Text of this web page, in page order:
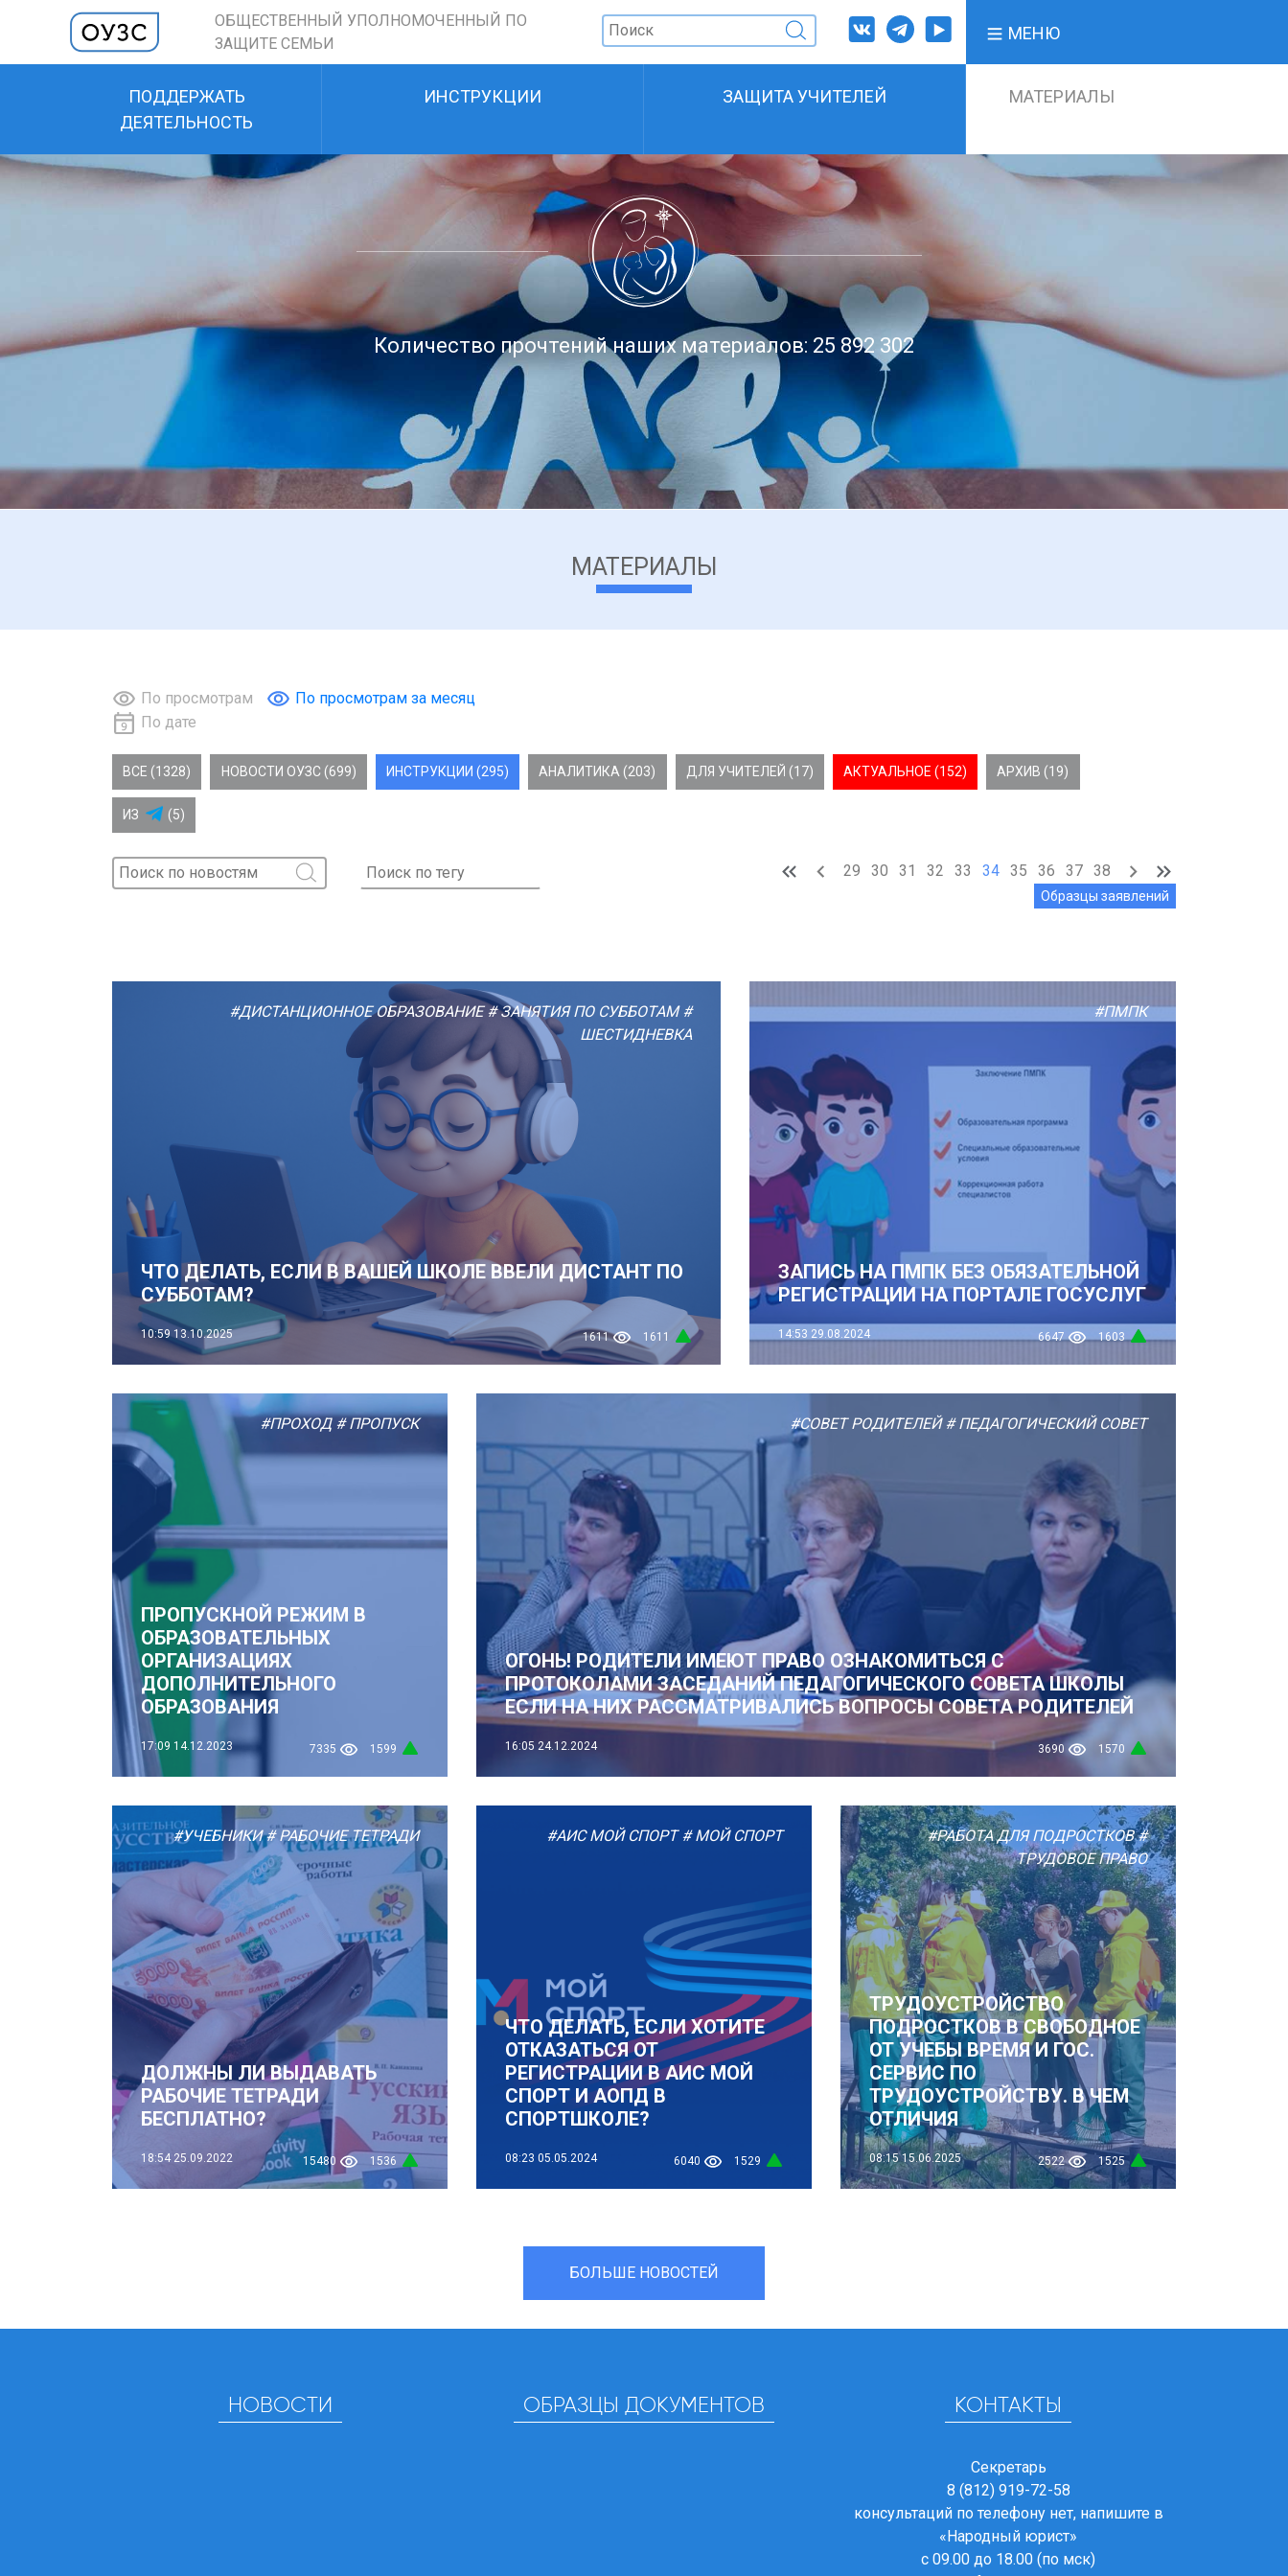
ОБЩЕСТВЕННЫЙ УПОЛНОМОЧЕННЫЙ ПО
ЗАЩИТЕ СЕМЬИ
МЕНЮ
ПОДДЕРЖАТЬ
ДЕЯТЕЛЬНОСТЬ
ИНСТРУКЦИИ ЗАЩИТА УЧИТЕЛЕЙ МАТЕРИАЛЫ
Количество прочтений наших материалов: 25 892 302
МАТЕРИАЛЫ
По просмотрам
По просмотрам за месяц
По дате
ВСЕ (1328) НОВОСТИ ОУЗС (699) ИНСТРУКЦИИ (295) АНАЛИТИКА (203) ДЛЯ УЧИТЕЛЕЙ (17) АКТУАЛЬНОЕ (152) АРХИВ (19)
ИЗ (5)
29 30 31 32 33 34 35 36 37 38
Образцы заявлений
#ДИСТАНЦИОННОЕ ОБРАЗОВАНИЕ # ЗАНЯТИЯ ПО СУББОТАМ #
ШЕСТИДНЕВКА
ЧТО ДЕЛАТЬ, ЕСЛИ В ВАШЕЙ ШКОЛЕ ВВЕЛИ ДИСТАНТ ПО
СУББОТАМ?
10:59 13.10.2025 1611 1611
#ПМПК
ЗАПИСЬ НА ПМПК БЕЗ ОБЯЗАТЕЛЬНОЙ
РЕГИСТРАЦИИ НА ПОРТАЛЕ ГОСУСЛУГ
14:53 29.08.2024 6647 1603
#ПРОХОД # ПРОПУСК
ПРОПУСКНОЙ РЕЖИМ В
ОБРАЗОВАТЕЛЬНЫХ
ОРГАНИЗАЦИЯХ
ДОПОЛНИТЕЛЬНОГО
ОБРАЗОВАНИЯ
17:09 14.12.2023 7335 1599
#СОВЕТ РОДИТЕЛЕЙ # ПЕДАГОГИЧЕСКИЙ СОВЕТ
ОГОНЬ! РОДИТЕЛИ ИМЕЮТ ПРАВО ОЗНАКОМИТЬСЯ С
ПРОТОКОЛАМИ ЗАСЕДАНИЙ ПЕДАГОГИЧЕСКОГО СОВЕТА ШКОЛЫ
ЕСЛИ НА НИХ РАССМАТРИВАЛИСЬ ВОПРОСЫ СОВЕТА РОДИТЕЛЕЙ
16:05 24.12.2024 3690 1570
#УЧЕБНИКИ # РАБОЧИЕ ТЕТРАДИ
ДОЛЖНЫ ЛИ ВЫДАВАТЬ
РАБОЧИЕ ТЕТРАДИ
БЕСПЛАТНО?
18:54 25.09.2022 15480 1536
#АИС МОЙ СПОРТ # МОЙ СПОРТ
ЧТО ДЕЛАТЬ, ЕСЛИ ХОТИТЕ
ОТКАЗАТЬСЯ ОТ
РЕГИСТРАЦИИ В АИС МОЙ
СПОРТ И АОПД В
СПОРТШКОЛЕ?
08:23 05.05.2024 6040 1529
#РАБОТА ДЛЯ ПОДРОСТКОВ #
ТРУДОВОЕ ПРАВО
ТРУДОУСТРОЙСТВО
ПОДРОСТКОВ В СВОБОДНОЕ
ОТ УЧЕБЫ ВРЕМЯ И ГОС.
СЕРВИС ПО
ТРУДОУСТРОЙСТВУ. В ЧЕМ
ОТЛИЧИЯ
08:15 15.06.2025 2522 1525
БОЛЬШЕ НОВОСТЕЙ
НОВОСТИ ОБРАЗЦЫ ДОКУМЕНТОВ КОНТАКТЫ
Секретарь
8 (812) 919-72-58
консультаций по телефону нет, напишите в
«Народный юрист»
с 09.00 до 18.00 (по мск)